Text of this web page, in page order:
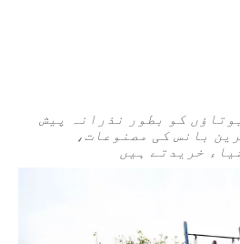
کو بطور نذرانہ پیش
بانس کی مصنوعات،
خریدتے ہیں